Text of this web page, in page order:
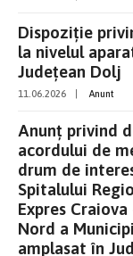
Dispoziție
la nivelul
Județean Dolj
11.06.2026 Anunt
Anunț privind
acordului de
drum de
Spitalului
Expres
Nord a
amplasat în